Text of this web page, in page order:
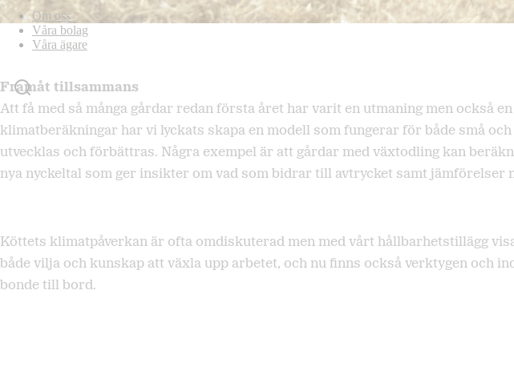
Om oss
Våra bolag
Våra ägare
Framåt tillsammans
Att få med så många gårdar redan första året har varit en utmaning men också
klimatberäkningar har vi lyckats skapa en modell som fungerar för både små
utvecklas och förbättras. Några exempel är att gårdar med växtodling kan
nya nyckeltal som ger insikter om vad som bidrar till avtrycket samt jämförelser
Köttets klimatpåverkan är ofta omdiskuterad men med vårt hållbarhetstillägg
både vilja och kunskap att växla upp arbetet, och nu finns också verktygen och
bonde till bord.